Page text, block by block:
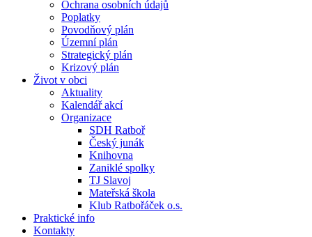
Ochrana osobních údajů
Poplatky
Povodňový plán
Územní plán
Strategický plán
Krizový plán
Život v obci
Aktuality
Kalendář akcí
Organizace
SDH Ratboř
Český junák
Knihovna
Zaniklé spolky
TJ Slavoj
Mateřská škola
Klub Ratbořáček o.s.
Praktické info
Kontakty